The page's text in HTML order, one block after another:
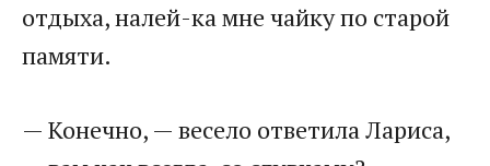
отдыха, налей-ка мне чайку по старой
памяти.
— Конечно, — весело ответила Лариса,